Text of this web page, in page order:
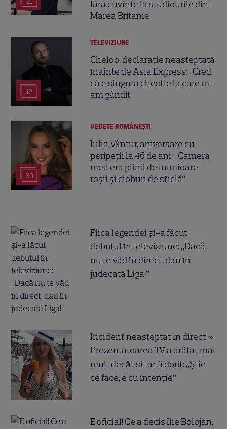
fără cuvinte la studiourile din
Marea Britanie
12
TELEVIZIUNE
Cheloo, declarație neașteptată
înainte de Asia Express: „Cred
că e singura chestie la care m-
am gândit”
30
VEDETE ROMÂNEŞTI
Iulia Vântur, aniversare cu
peripeții la 46 de ani: „Camera
mea era plină de inimioare
roșii și cioburi de sticlă”
Fiica legendei și-a făcut
debutul în televiziune: „Dacă
nu te văd în direct, dau în
judecată Liga!”
Incident neașteptat în direct »
Prezentatoarea TV a arătat mai
mult decât și-ar fi dorit: „Știe
ce face, e cu intenție”
E oficial! Ce a decis Ilie Bolojan,